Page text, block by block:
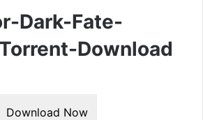
Dark-Fate-
Download
Download Now